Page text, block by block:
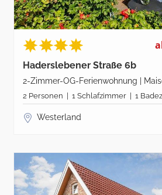
Haderslebener Straße 6b
2-Zimmer-OG-Ferienwohnung |
2 Personen | 1 Schlafzimmer | 1
Westerland